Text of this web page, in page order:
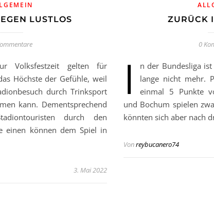
LUSTLOS
Volksfestzeit gelten für
Höchste der Gefühle, weil
durch Trinksport
kann. Dementsprechend
durch den
einen können dem Spiel in
3. Mai 2022
ZURÜCK
0
I
n der Bundesliga
lange nicht mehr.
einmal 5 Punkte
und Bochum spielen
könnten sich aber nach
Vonreybucanero74